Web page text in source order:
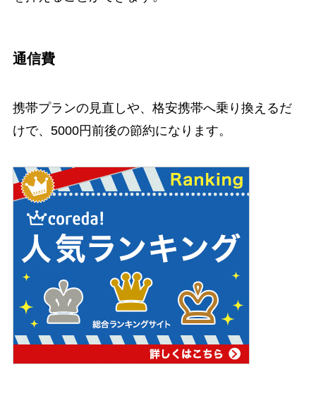
通信費
携帯プランの見直しや、格安携帯へ乗り換えるだ
けで、5000円前後の節約になります。